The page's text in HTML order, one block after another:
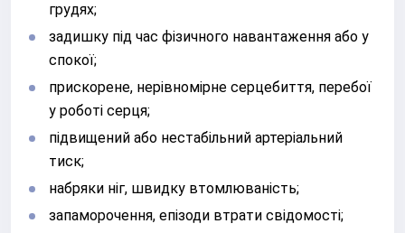
грудях;
задишку під час фізичного навантаження або у
спокої;
прискорене, нерівномірне серцебиття, перебої
у роботі серця;
підвищений або нестабільний артеріальний
тиск;
набряки ніг, швидку втомлюваність;
запаморочення, епізоди втрати свідомості;